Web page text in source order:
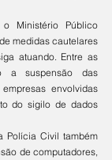
medidas cautelares
atuando. Entre as
a suspensão das
envolvidas
do sigilo de dados
de computadores,